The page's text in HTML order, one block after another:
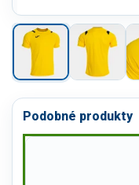
Podobné produkty